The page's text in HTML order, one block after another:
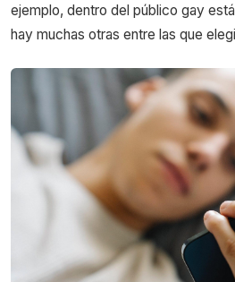
ejemplo, dentro del público gay
hay muchas otras entre las que